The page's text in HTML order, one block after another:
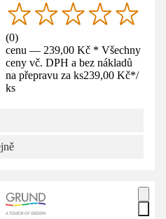
(0)
cenu — 239,00 Kč * Všechny
ceny vč. DPH a bez nákladů
na přepravu za ks239,00 Kč*/
ks